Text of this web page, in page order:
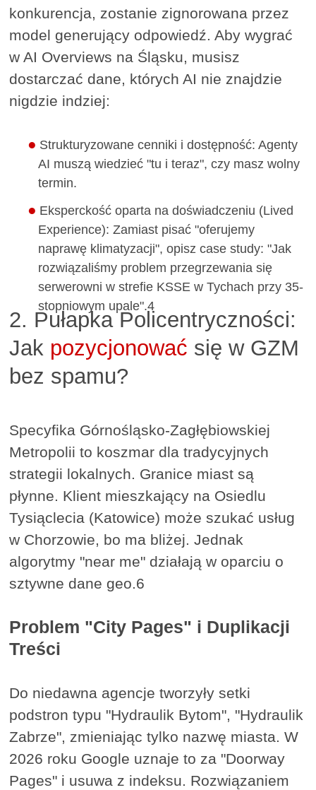
konkurencja, zostanie zignorowana przez
model generujący odpowiedź. Aby wygrać
w AI Overviews na Śląsku, musisz
dostarczać dane, których AI nie znajdzie
nigdzie indziej:
Strukturyzowane cenniki i dostępność: Agenty
AI muszą wiedzieć "tu i teraz", czy masz wolny
termin.
Eksperckość oparta na doświadczeniu (Lived
Experience): Zamiast pisać "oferujemy
naprawę klimatyzacji", opisz case study: "Jak
rozwiązaliśmy problem przegrzewania się
serwerowni w strefie KSSE w Tychach przy 35-
stopniowym upale".4
2. Pułapka Policentryczności:
Jak pozycjonować się w GZM
bez spamu?
Specyfika Górnośląsko-Zagłębiowskiej
Metropolii to koszmar dla tradycyjnych
strategii lokalnych. Granice miast są
płynne. Klient mieszkający na Osiedlu
Tysiąclecia (Katowice) może szukać usług
w Chorzowie, bo ma bliżej. Jednak
algorytmy "near me" działają w oparciu o
sztywne dane geo.6
Problem "City Pages" i Duplikacji
Treści
Do niedawna agencje tworzyły setki
podstron typu "Hydraulik Bytom", "Hydraulik
Zabrze", zmieniając tylko nazwę miasta. W
2026 roku Google uznaje to za "Doorway
Pages" i usuwa z indeksu. Rozwiązaniem